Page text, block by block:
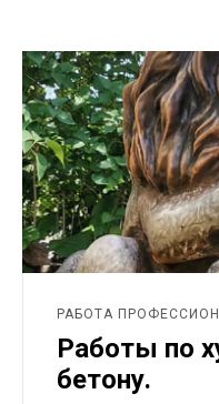
РАБОТА
Работы по
бетону.